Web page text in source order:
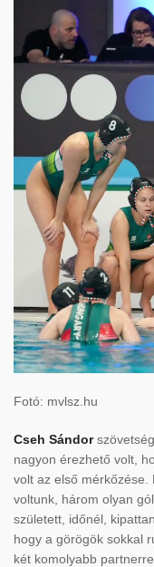
Fotó: mvlsz.hu
Cseh Sándor
nagyon érezhető volt,
volt az első mérkőzése.
voltunk, három olyan
született, időnél,
hogy a görögök sokkal
két komolyabb